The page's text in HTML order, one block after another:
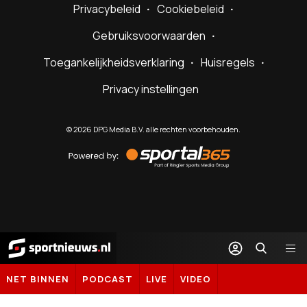
Privacybeleid
Cookiebeleid
Gebruiksvoorwaarden
Toegankelijkheidsverklaring
Huisregels
Privacy instellingen
©2026 DPG Media B.V. alle rechten voorbehouden.
by
Sportal365
Sportnieuws.nl
NET BINNEN PODCAST LIVE VIDEO